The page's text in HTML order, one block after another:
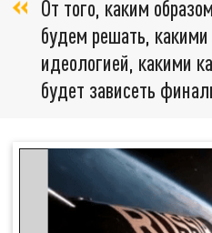
От того, каким
будем решать,
идеологией, какими
будет зависеть